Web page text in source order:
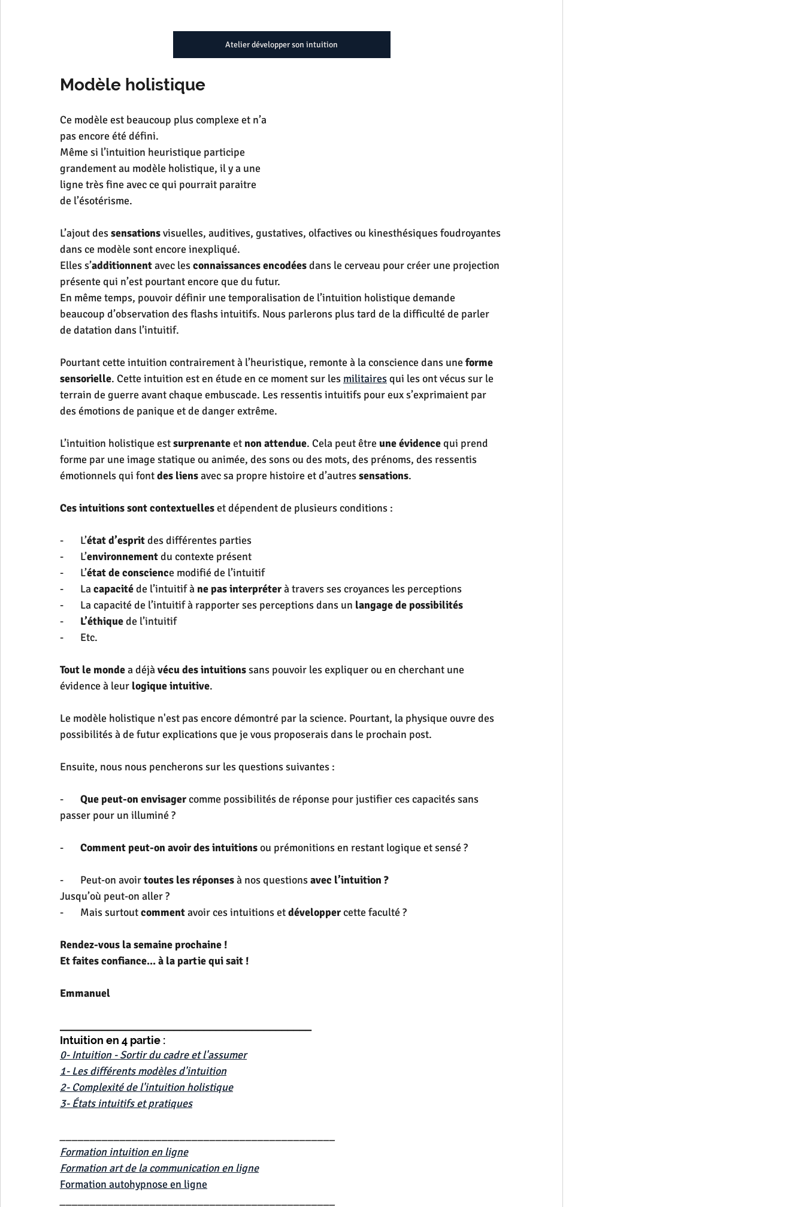
Atelier développer son intuition
Modèle holistique
Ce modèle est beaucoup plus complexe et n’a
pas encore été défini.
Même si l’intuition heuristique participe
grandement au modèle holistique, il y a une
ligne très fine avec ce qui pourrait paraitre
de l’ésotérisme.
L’ajout des sensations visuelles, auditives, gustatives, olfactives ou kinesthésiques foudroyantes
dans ce modèle sont encore inexpliqué.
Elles s’additionnent avec les connaissances encodées dans le cerveau pour créer une projection
présente qui n’est pourtant encore que du futur.
En même temps, pouvoir définir une temporalisation de l’intuition holistique demande
beaucoup d’observation des flashs intuitifs. Nous parlerons plus tard de la difficulté de parler
de datation dans l’intuitif.
Pourtant cette intuition contrairement à l’heuristique, remonte à la conscience dans une forme
sensorielle. Cette intuition est en étude en ce moment sur les militaires qui les ont vécus sur le
terrain de guerre avant chaque embuscade. Les ressentis intuitifs pour eux s’exprimaient par
des émotions de panique et de danger extrême.
L’intuition holistique est surprenante et non attendue. Cela peut être une évidence qui prend
forme par une image statique ou animée, des sons ou des mots, des prénoms, des ressentis
émotionnels qui font des liens avec sa propre histoire et d’autres sensations.
Ces intuitions sont contextuelles et dépendent de plusieurs conditions :
-       L’état d’esprit des différentes parties
-       L’environnement du contexte présent
-       L’état de conscience modifié de l’intuitif
-       La capacité de l’intuitif à ne pas interpréter à travers ses croyances les perceptions
-       La capacité de l’intuitif à rapporter ses perceptions dans un langage de possibilités
- L’éthique de l’intuitif
-       Etc.
Tout le monde a déjà vécu des intuitions sans pouvoir les expliquer ou en cherchant une
évidence à leur logique intuitive.
Le modèle holistique n'est pas encore démontré par la science. Pourtant, la physique ouvre des
possibilités à de futur explications que je vous proposerais dans le prochain post.
Ensuite, nous nous pencherons sur les questions suivantes :
- Que peut-on envisager comme possibilités de réponse pour justifier ces capacités sans
passer pour un illuminé ?
- Comment peut-on avoir des intuitions ou prémonitions en restant logique et sensé ?
-       Peut-on avoir toutes les réponses à nos questions avec l’intuition ?
Jusqu’où peut-on aller ?
-       Mais surtout comment avoir ces intuitions et développer cette faculté ?
Rendez-vous la semaine prochaine !
Et faites confiance... à la partie qui sait !
Emmanuel
Intuition en 4 partie :
0- Intuition - Sortir du cadre et l'assumer
1- Les différents modèles d'intuition
2- Complexité de l'intuition holistique
3- États intuitifs et pratiques
Formation intuition en ligne
Formation art de la communication en ligne
Formation autohypnose en ligne